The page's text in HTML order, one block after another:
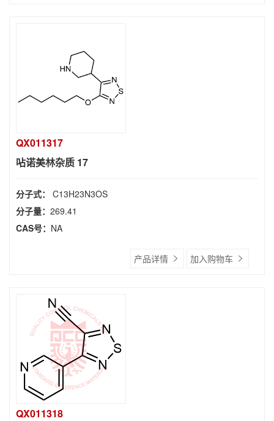
QX011317
呫诺美林杂质 17
分子式： C13H23N3OS
分子量： 269.41
CAS号： NA
产品详情 加入购物车
QX011318